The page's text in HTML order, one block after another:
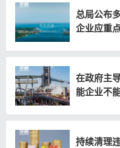
总局公布
企业应重
在政府主
能企业不
持续清理